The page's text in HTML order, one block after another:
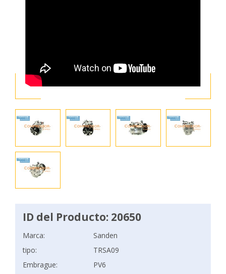
ID del Producto: 20650
Marca:
Sanden
tipo:
TRSA09
Embrague:
PV6